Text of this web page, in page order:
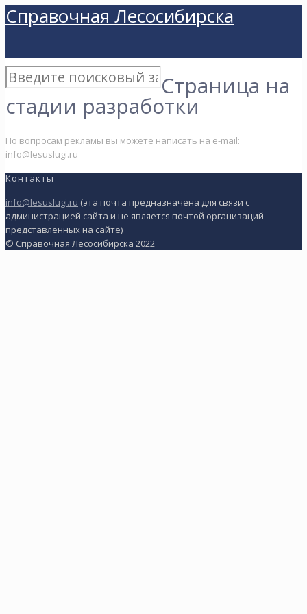
Справочная Лесосибирска
Страница на
стадии разработки
По вопросам рекламы вы можете написать на e-mail:
info@lesuslugi.ru
Контакты
info@lesuslugi.ru (эта почта предназначена для связи с
администрацией сайта и не является почтой организаций
представленных на сайте)
© Справочная Лесосибирска 2022